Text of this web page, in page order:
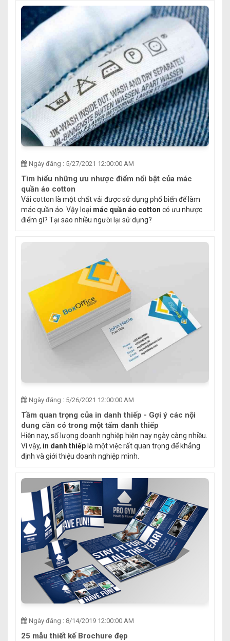
Ngày đăng : 5/27/2021 12:00:00 AM
Tìm hiểu những ưu nhược điểm nổi bật của mác
quần áo cotton
Vải cotton là một chất vải được sử dụng phổ biến để làm
mác quần áo. Vậy loại mác quần áo cotton có ưu nhược
điểm gì? Tại sao nhiều người lại sử dụng?
Ngày đăng : 5/26/2021 12:00:00 AM
Tầm quan trọng của in danh thiếp - Gợi ý các nội
dung cần có trong một tấm danh thiếp
Hiện nay, số lượng doanh nghiệp hiện nay ngày càng nhiều.
Vì vậy, in danh thiếp là một việc rất quan trọng để khẳng
định và giới thiệu doanh nghiệp mình.
Ngày đăng : 8/14/2019 12:00:00 AM
25 mẫu thiết kế Brochure đẹp